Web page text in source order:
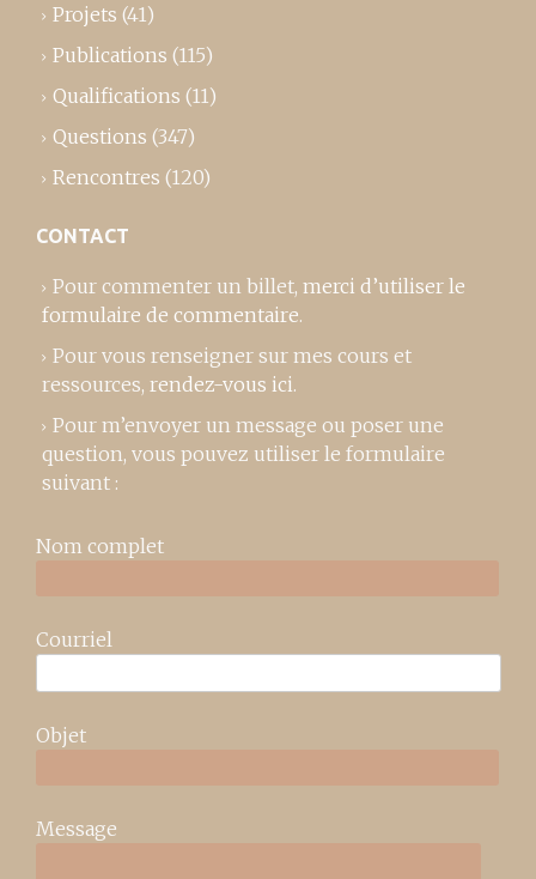
Projets (41)
Publications (115)
Qualifications (11)
Questions (347)
Rencontres (120)
CONTACT
Pour commenter un billet, merci d’utiliser le
formulaire de commentaire.
Pour vous renseigner sur mes cours et
ressources, rendez-vous ici.
Pour m’envoyer un message ou poser une
question, vous pouvez utiliser le formulaire
suivant :
Nom complet
Courriel
Objet
Message